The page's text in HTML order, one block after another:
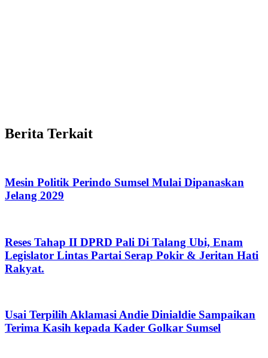
Berita Terkait
Mesin Politik Perindo Sumsel Mulai Dipanaskan
Jelang 2029
Reses Tahap II DPRD Pali Di Talang Ubi, Enam
Legislator Lintas Partai Serap Pokir & Jeritan Hati
Rakyat.
Usai Terpilih Aklamasi Andie Dinialdie Sampaikan
Terima Kasih kepada Kader Golkar Sumsel